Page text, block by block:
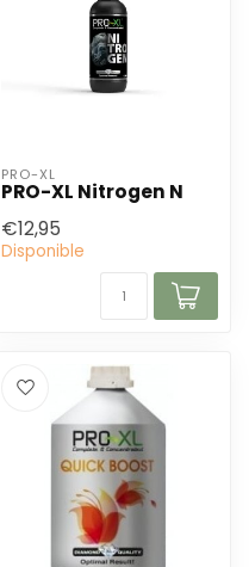
PRO-XL
PRO-XL Nitrogen N
€12,95
Disponible